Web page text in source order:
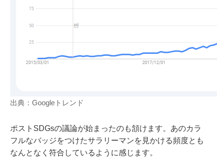
出典：Googleトレンド
ポストSDGsの議論が始まったのも頷けます。あのカラ
フルなバッジをつけたサラリーマンを見かける頻度とも
なんとなく符合しているように感じます。